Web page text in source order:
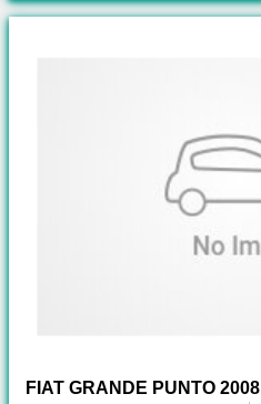
FIAT GRANDE PUNTO 2008